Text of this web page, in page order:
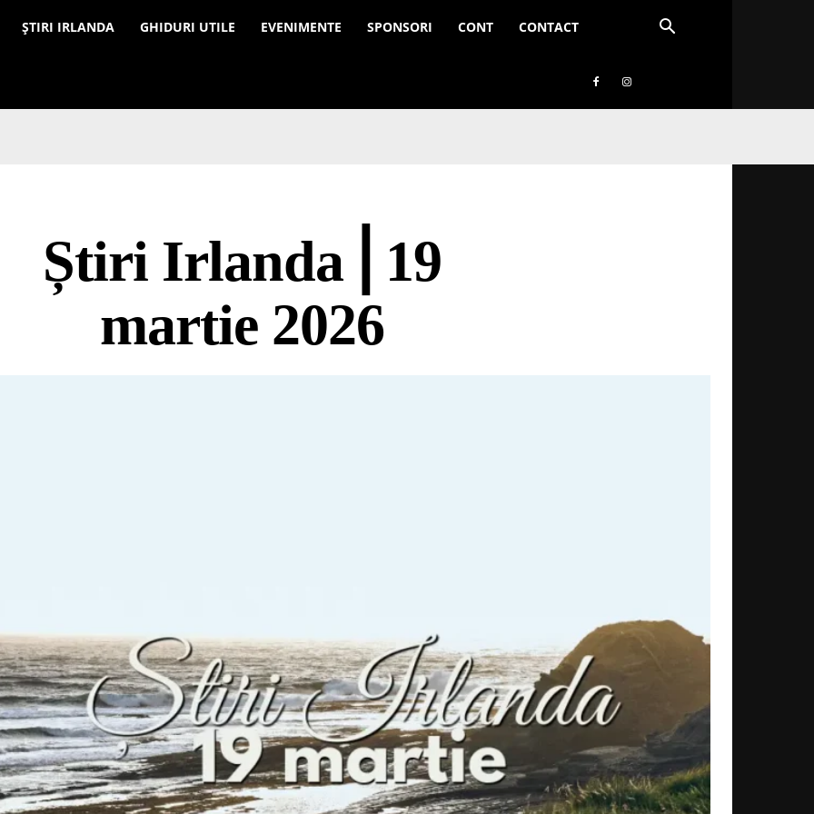
ȘTIRI IRLANDA GHIDURI UTILE EVENIMENTE SPONSORI CONT CONTACT
Știri Irlanda ⎜19
martie 2026